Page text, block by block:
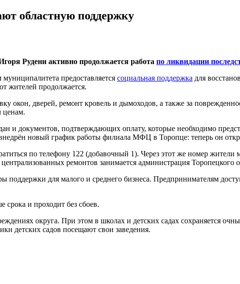
областную поддержку
Рудени активно продолжается работа по ликвидации
предоставляется социальная поддержка для
жителей продолжается.
окон, дверей, ремонт кровель и дымоходов, а также за
ценам.
и документов, подтверждающих оплату, которые необходимо
новый график работы филиала МФЦ в Торопце: теперь он
по телефону 122 (добавочный 1). Через этот же номер жители
ремонтов занимается администрация Торопецкого
поддержки для малого и среднего бизнеса. Предпринимателям
срока и проходит без сбоев.
округа. При этом в школах и детских садах сохраняется
детских садов посещают свои заведения.